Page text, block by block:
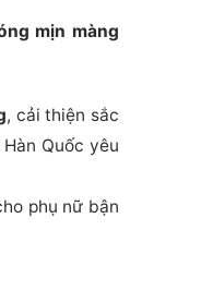
mịn màng
, cải thiện sắc
Quốc yêu
phụ nữ bận